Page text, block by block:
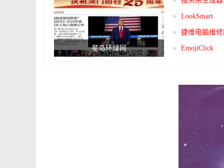
星岛环球网
LookSmart
捷维电脑维
EmojiClick